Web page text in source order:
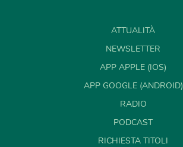
ATTUALITÀ
NEWSLETTER
APP APPLE (IOS)
APP GOOGLE (ANDROID)
RADIO
PODCAST
RICHIESTA TITOLI